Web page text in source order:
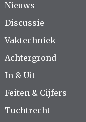
Nieuws
Discussie
Vaktechniek
Achtergrond
In & Uit
Feiten & Cijfers
Tuchtrecht